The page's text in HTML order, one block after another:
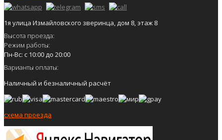
1я улица Измайловского зверинца, дом 8, этаж 8
Высота проезда:
Режим работы:
Пн-Вс: с 10:00 до 20:00
Варианты оплаты:
Наличный и безналичный расчёт
схема проезда